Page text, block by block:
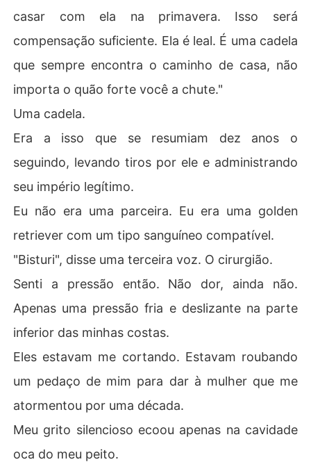
casar com ela na primavera. Isso será
compensação suficiente. Ela é leal. É uma cadela
que sempre encontra o caminho de casa, não
importa o quão forte você a chute."
Uma cadela.
Era a isso que se resumiam dez anos o
seguindo, levando tiros por ele e administrando
seu império legítimo.
Eu não era uma parceira. Eu era uma golden
retriever com um tipo sanguíneo compatível.
"Bisturi", disse uma terceira voz. O cirurgião.
Senti a pressão então. Não dor, ainda não.
Apenas uma pressão fria e deslizante na parte
inferior das minhas costas.
Eles estavam me cortando. Estavam roubando
um pedaço de mim para dar à mulher que me
atormentou por uma década.
Meu grito silencioso ecoou apenas na cavidade
oca do meu peito.